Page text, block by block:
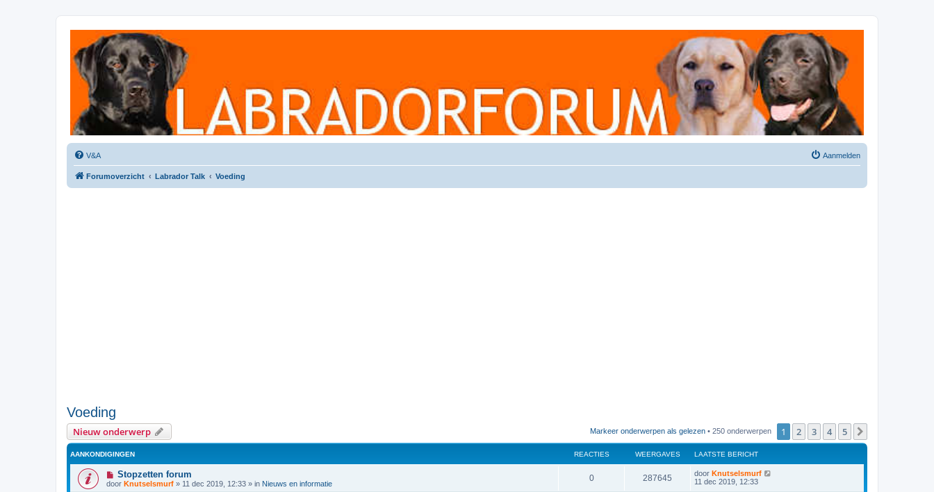
Labradorforum
Het gezelligste Labradorforum van Nederland en België!
V&A Aanmelden
Forumoverzicht Labrador Talk Voeding
Voeding
Nieuw onderwerp Markeer onderwerpen als gelezen • 250 onderwerpen 1 2 3 4 5
AANKONDIGINGEN REACTIES WEERGAVES LAATSTE BERICHT
Stopzetten forum
door Knutselsmurf » 11 dec 2019, 12:33 » in Nieuws en informatie
0 287645 door Knutselsmurf
11 dec 2019, 12:33